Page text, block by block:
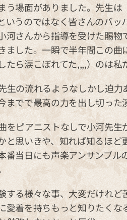
う場面がありました。先生
いうのではなく皆さんのバ
河さんから指導を受けた賜
ました。一瞬で半年間この
たら涙こぼれてた,,,,）のは私
生の流れるようなしかし迫
までで最高の力を出し切った
をピアニストなしで小河先
と思いきや、知れば知るほ
番当日にも声楽アンサンブ
する様々な事、大変だけれ
愛着を持ちもっと知りたく